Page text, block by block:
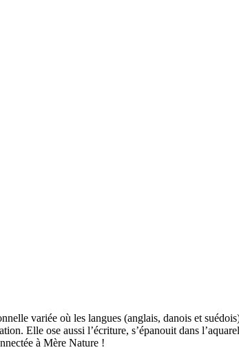
variée où les langues (anglais, danois et
Elle ose aussi l’écriture, s’épanouit dans
à Mère Nature !